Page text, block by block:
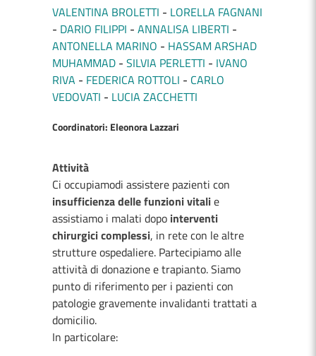
VALENTINA BROLETTI
LORELLA FAGNANI
DARIO FILIPPI
ANNALISA LIBERTI
ANTONELLA MARINO
HASSAM ARSHAD
MUHAMMAD
SILVIA PERLETTI
IVANO
RIVA
FEDERICA ROTTOLI
CARLO
VEDOVATI
LUCIA ZACCHETTI
Coordinatori: Eleonora Lazzari
Attività
Ci occupiamodi assistere pazienti con
insufficienza delle funzioni vitalie
assistiamo i malati dopo interventi
chirurgici complessi, in rete con le altre
strutture ospedaliere. Partecipiamo alle
attività di donazione e trapianto. Siamo
punto di riferimento per i pazienti con
patologie gravemente invalidanti trattati a
domicilio.
In particolare: